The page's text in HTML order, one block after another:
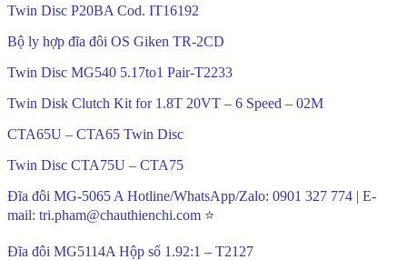
Twin Disc P20BA Cod. IT16192
Bộ ly hợp đĩa đôi OS Giken TR-2CD
Twin Disc MG540 5.17to1 Pair-T2233
Twin Disk Clutch Kit for 1.8T 20VT – 6 Speed – 02M
CTA65U – CTA65 Twin Disc
Twin Disc CTA75U – CTA75
Đĩa đôi MG-5065 A Hotline/WhatsApp/Zalo: 0901 327 774 | E-
mail: tri.pham@chauthienchi.com ⭐
Đĩa đôi MG5114A Hộp số 1.92:1 – T2127